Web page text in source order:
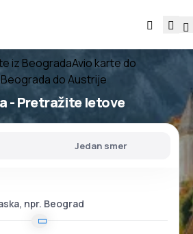
iz BeogradaAvio karte do
do Austrije
- Pretražite letove
Jedan smer